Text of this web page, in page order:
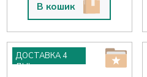
В кошик
ДОСТАВКА 4
ДНІ